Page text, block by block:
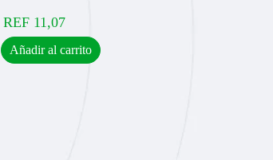
REF 11,07
Añadir al carrito